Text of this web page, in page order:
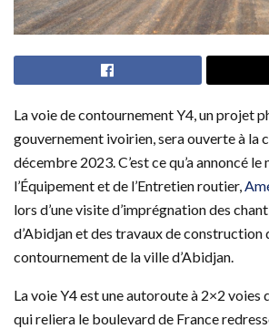
La voie de contournement Y4, un projet
gouvernement ivoirien, sera ouverte à la
décembre 2023. C’est ce qu’a annoncé
l’Équipement et de l’Entretien routier,
lors d’une visite d’imprégnation des
d’Abidjan et des travaux de construction
contournement de la ville d’Abidjan.
La voie Y4 est une autoroute à 2×2 voies
qui reliera le boulevard de France